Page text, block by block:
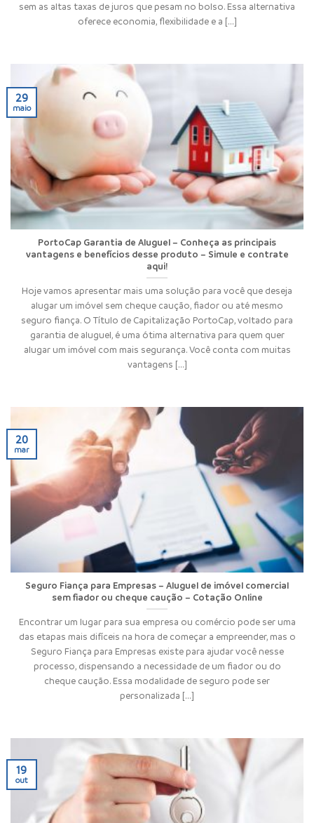
sem as altas taxas de juros que pesam no bolso. Essa alternativa
oferece economia, flexibilidade e a [...]
PortoCap Garantia de Aluguel – Conheça as principais
vantagens e benefícios desse produto – Simule e contrate
aqui!
Hoje vamos apresentar mais uma solução para você que deseja
alugar um imóvel sem cheque caução, fiador ou até mesmo
seguro fiança. O Título de Capitalização PortoCap, voltado para
garantia de aluguel, é uma ótima alternativa para quem quer
alugar um imóvel com mais segurança. Você conta com muitas
vantagens [...]
29
maio
Seguro Fiança para Empresas – Aluguel de imóvel comercial
sem fiador ou cheque caução – Cotação Online
Encontrar um lugar para sua empresa ou comércio pode ser uma
das etapas mais difíceis na hora de começar a empreender, mas o
Seguro Fiança para Empresas existe para ajudar você nesse
processo, dispensando a necessidade de um fiador ou do
cheque caução. Essa modalidade de seguro pode ser
personalizada [...]
20
mar
19
out